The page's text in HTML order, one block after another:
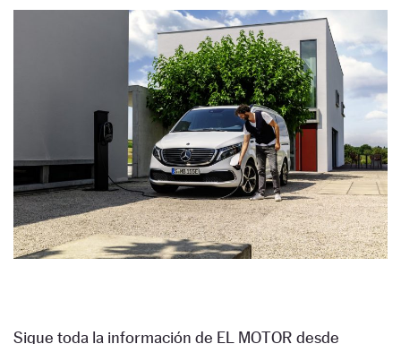
Sigue toda la información de EL MOTOR desde